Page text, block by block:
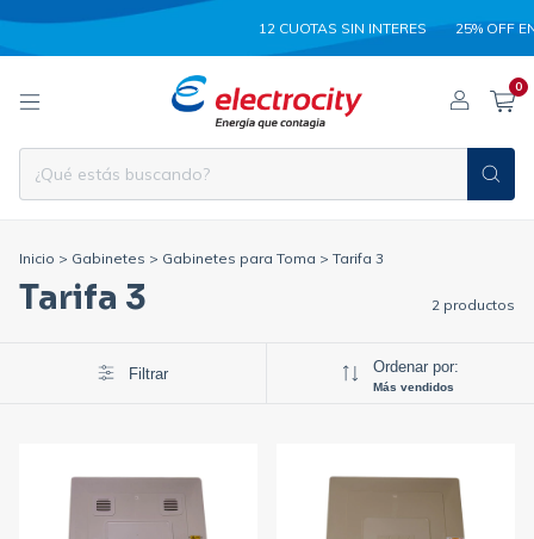
12 CUOTAS SIN INTERES 25% OFF
0
Inicio > Gabinetes > Gabinetes para Toma > Tarifa 3
Tarifa 3 2 productos
Filtrar Ordenar por:
Más vendidos